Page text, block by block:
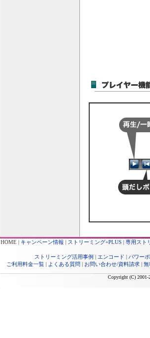
HOME キャンペーン情報 ストリーミング+PLUS 専用スト
ストリーミング活用事例 エンコード
パワー
ご利用料金一覧
よくある質問 お問い合わせ/資料請求 無
Copyright (C) 2001-